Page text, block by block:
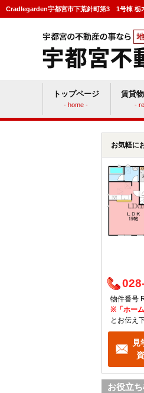
Cradlegarden宇都宮市下荒針町第3 1号棟 栃
トップページ
- home -
賃貸
-
賃貸vs持ち家
お気軽に
物件番号
※「ホーム
とお伝え
見
お役立